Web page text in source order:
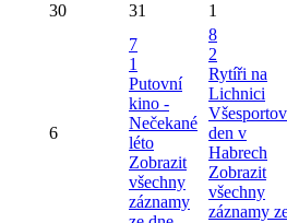
30 31 1
6
7
1
Putovní
kino -
Nečekané
léto
Zobrazit
všechny
záznamy
8
2
Rytíři na
Lichnici
den v
Habrech
Zobrazit
všechny
záznamy